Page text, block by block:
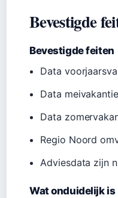
Bevestigde
Bevestigde feiten
Data
Data
Data
Regio Noord
Adviesdata zijn
Wat onduidelijk is